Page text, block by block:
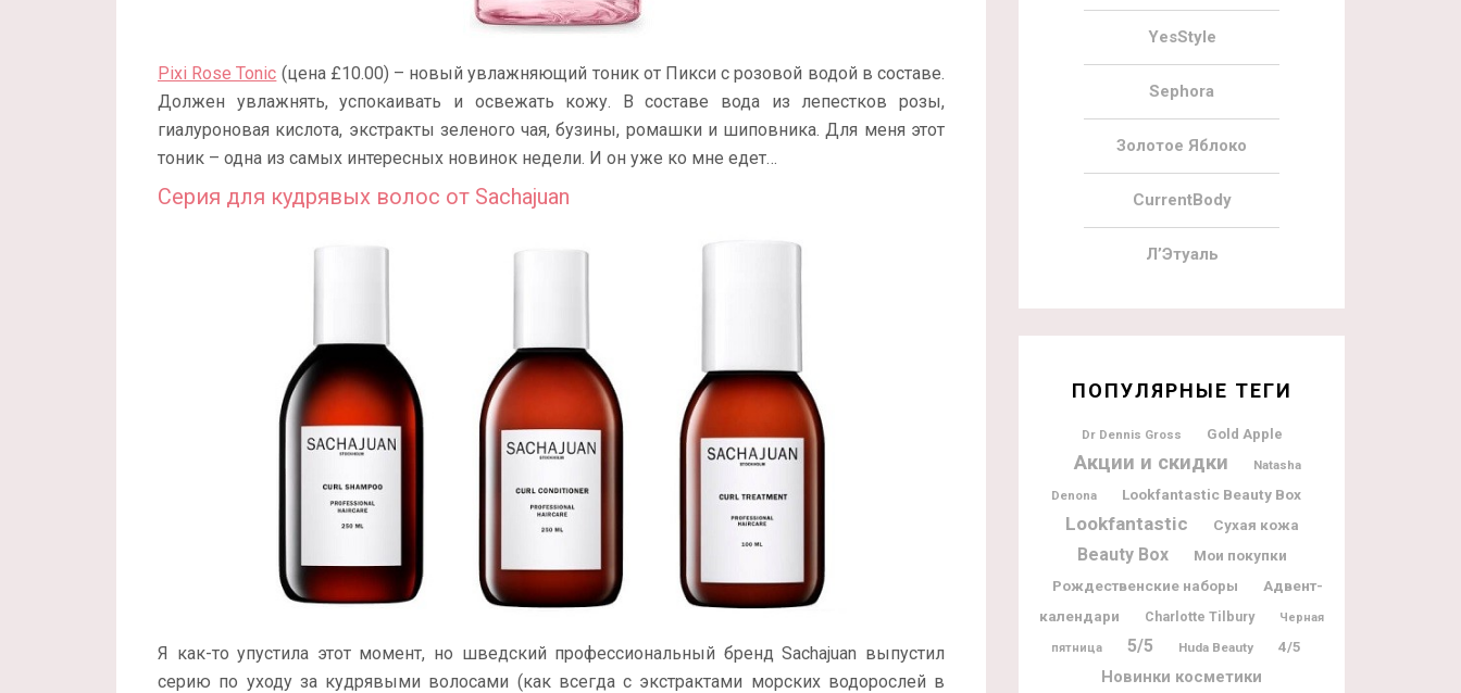
Pixi Rose Tonic (цена £10.00) – новый увлажняющий тоник от Пикси с розовой водой в составе.
Должен увлажнять, успокаивать и освежать кожу. В составе вода из лепестков розы,
гиалуроновая кислота, экстракты зеленого чая, бузины, ромашки и шиповника. Для меня этот
тоник – одна из самых интересных новинок недели. И он уже ко мне едет…
Серия для кудрявых волос от Sachajuan
Я как-то упустила этот момент, но шведский профессиональный бренд Sachajuan выпустил
серию по уходу за кудрявыми волосами (как всегда с экстрактами морских водорослей в
YesStyle
Sephora
Золотое Яблоко
CurrentBody
Л’Этуаль
ПОПУЛЯРНЫЕ ТЕГИ
Dr Dennis Gross Gold Apple
Акции и скидки
Natasha
Denona
Lookfantastic Beauty Box
Lookfantastic Сухая кожа
Beauty Box
Мои покупки
Рождественские наборы
Адвент-
календари
Charlotte Tilbury Черная
пятница 5/5 Huda Beauty 4/5
Новинки косметики